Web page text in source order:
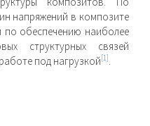
напряжений в композите
обеспечению наиболее
структурных связей
под нагрузкой [1].